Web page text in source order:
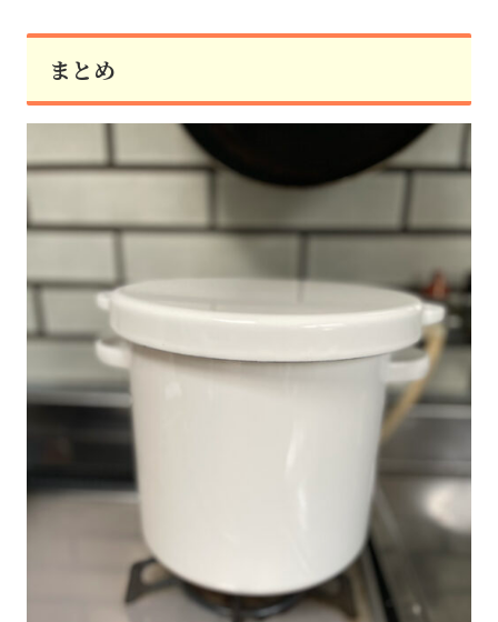
まとめ